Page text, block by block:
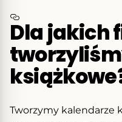
Dla jakich
Tworzymy kalendarze